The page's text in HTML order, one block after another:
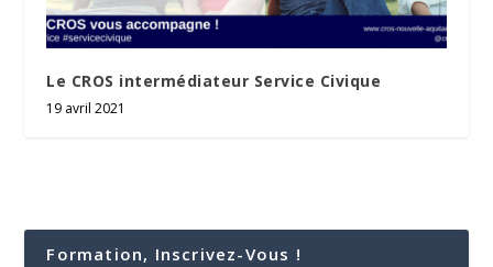
Le CROS intermédiateur Service Civique
19 avril 2021
Formation, Inscrivez-Vous !